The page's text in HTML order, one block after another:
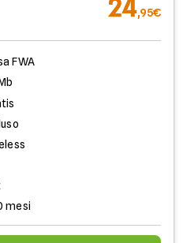
24,95€
FWA
mesi